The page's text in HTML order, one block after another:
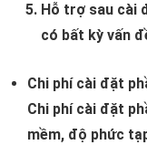
Hỗ trợ sau cài
có bất kỳ vấn
Chi phí cài đặt
Chi phí cài đặt
mềm, độ phức